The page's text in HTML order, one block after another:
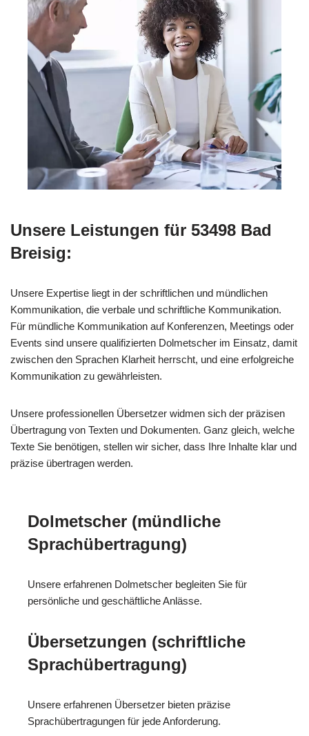
Unsere Leistungen für 53498 Bad
Breisig:
Unsere Expertise liegt in der schriftlichen und mündlichen
Kommunikation, die verbale und schriftliche Kommunikation.
Für mündliche Kommunikation auf Konferenzen, Meetings oder
Events sind unsere qualifizierten Dolmetscher im Einsatz, damit
zwischen den Sprachen Klarheit herrscht, und eine erfolgreiche
Kommunikation zu gewährleisten.
Unsere professionellen Übersetzer widmen sich der präzisen
Übertragung von Texten und Dokumenten. Ganz gleich, welche
Texte Sie benötigen, stellen wir sicher, dass Ihre Inhalte klar und
präzise übertragen werden.
Dolmetscher (mündliche
Sprachübertragung)
Unsere erfahrenen Dolmetscher begleiten Sie für
persönliche und geschäftliche Anlässe.
Übersetzungen (schriftliche
Sprachübertragung)
Unsere erfahrenen Übersetzer bieten präzise
Sprachübertragungen für jede Anforderung.